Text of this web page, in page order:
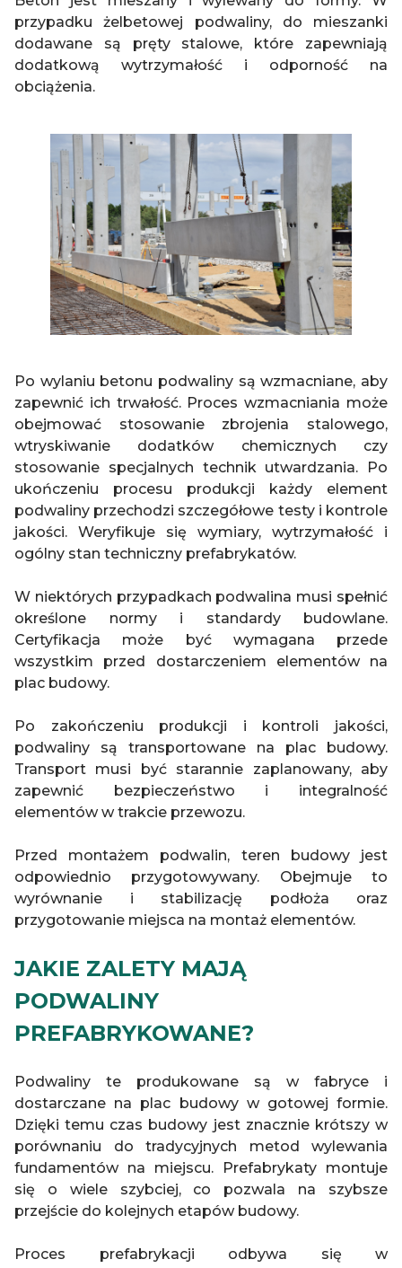
przypadku żelbetowej podwaliny, do mieszanki
dodawane są pręty stalowe, które zapewniają
dodatkową wytrzymałość i odporność na
obciążenia.
Po wylaniu betonu podwaliny są wzmacniane, aby
zapewnić ich trwałość. Proces wzmacniania może
obejmować stosowanie zbrojenia stalowego,
wtryskiwanie dodatków chemicznych czy
stosowanie specjalnych technik utwardzania. Po
ukończeniu procesu produkcji każdy element
podwaliny przechodzi szczegółowe testy i kontrole
jakości. Weryfikuje się wymiary, wytrzymałość i
ogólny stan techniczny prefabrykatów.
W niektórych przypadkach podwalina musi spełnić
określone normy i standardy budowlane.
Certyfikacja może być wymagana przede
wszystkim przed dostarczeniem elementów na
plac budowy.
Po zakończeniu produkcji i kontroli jakości,
podwaliny są transportowane na plac budowy.
Transport musi być starannie zaplanowany, aby
zapewnić bezpieczeństwo i integralność
elementów w trakcie przewozu.
Przed montażem podwalin, teren budowy jest
odpowiednio przygotowywany. Obejmuje to
wyrównanie i stabilizację podłoża oraz
przygotowanie miejsca na montaż elementów.
JAKIE ZALETY MAJĄ
PODWALINY
PREFABRYKOWANE?
Podwaliny te produkowane są w fabryce i
dostarczane na plac budowy w gotowej formie.
Dzięki temu czas budowy jest znacznie krótszy w
porównaniu do tradycyjnych metod wylewania
fundamentów na miejscu. Prefabrykaty montuje
się o wiele szybciej, co pozwala na szybsze
przejście do kolejnych etapów budowy.
Proces prefabrykacji odbywa się w